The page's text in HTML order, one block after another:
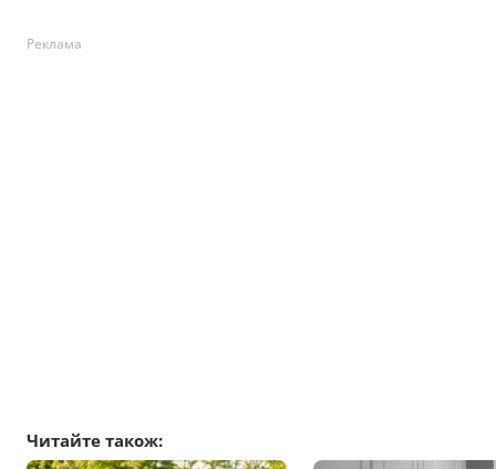
Реклама
Читайте також: